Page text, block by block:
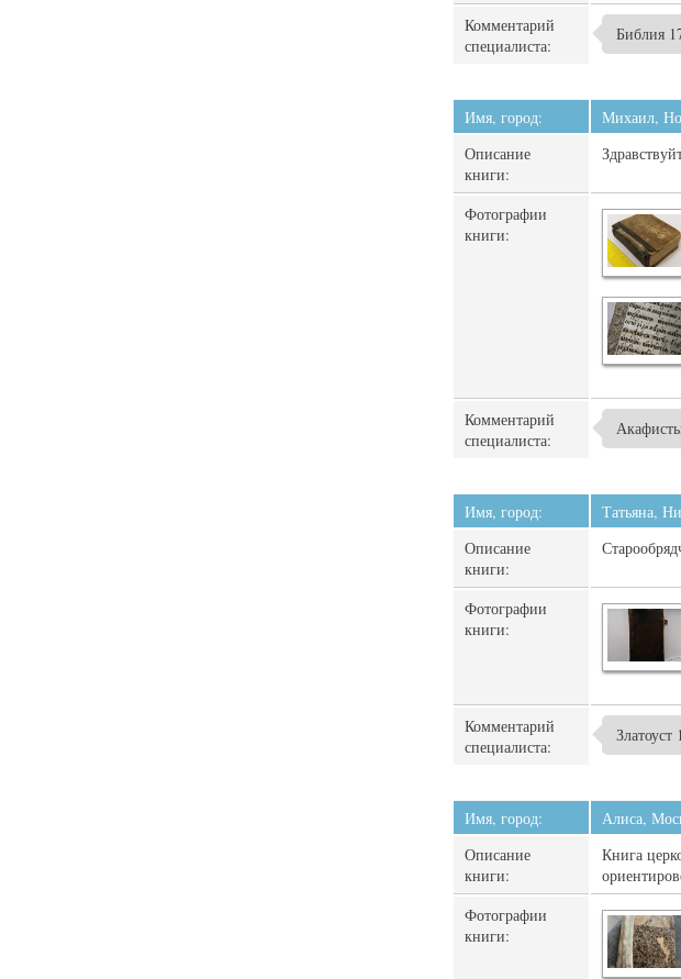
Комментарий
специалиста:
Библия
Имя, город: Михаил,
Описание
книги:
Фотографии
книги:
Комментарий
специалиста:
Имя, город: Татьяна,
Описание
книги:
Фотографии
книги:
Комментарий
специалиста:
Имя, город: Алиса,
Описание
книги:
Книга
Фотографии
книги: